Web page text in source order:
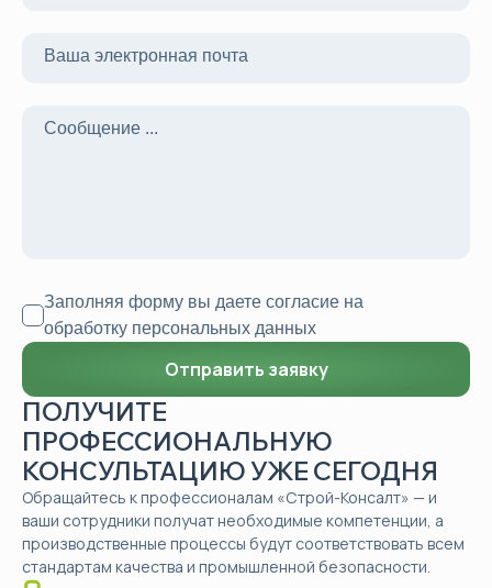
Заполняя форму вы даете согласие на
обработку персональных данных
ПОЛУЧИТЕ
ПРОФЕССИОНАЛЬНУЮ
КОНСУЛЬТАЦИЮ УЖЕ СЕГОДНЯ
Обращайтесь к профессионалам «Строй-Консалт» — и
ваши сотрудники получат необходимые компетенции, а
производственные процессы будут соответствовать всем
стандартам качества и промышленной безопасности.